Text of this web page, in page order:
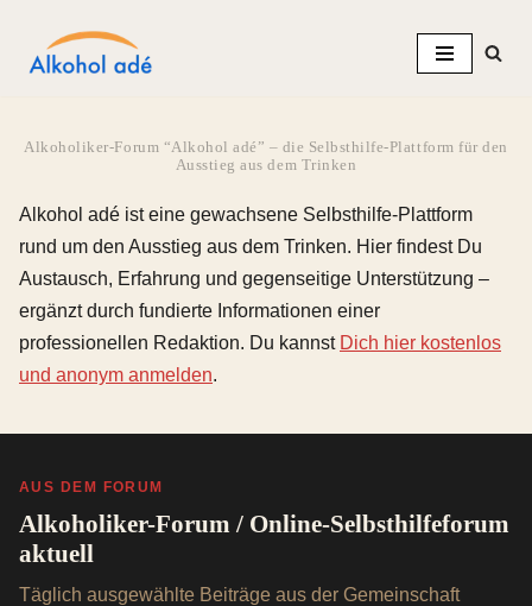
Zum
Alkoholiker-Forum “Alkohol adé” – die Selbsthilfe-Plattform für den
Ausstieg aus dem Trinken
Alkohol adé ist eine gewachsene Selbsthilfe-Plattform
rund um den Ausstieg aus dem Trinken. Hier findest Du
Austausch, Erfahrung und gegenseitige Unterstützung –
ergänzt durch fundierte Informationen einer
professionellen Redaktion. Du kannst Dich hier kostenlos
und anonym anmelden.
AUS DEM FORUM
Alkoholiker-Forum / Online-Selbsthilfeforum
aktuell
Täglich ausgewählte Beiträge aus der Gemeinschaft